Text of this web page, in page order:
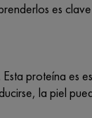
es
proteína es
la piel